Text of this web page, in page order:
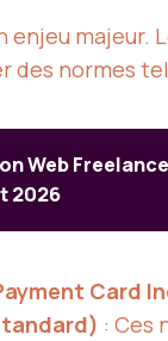
enjeu majeur.
des normes
Web
2026
Card
: Ces